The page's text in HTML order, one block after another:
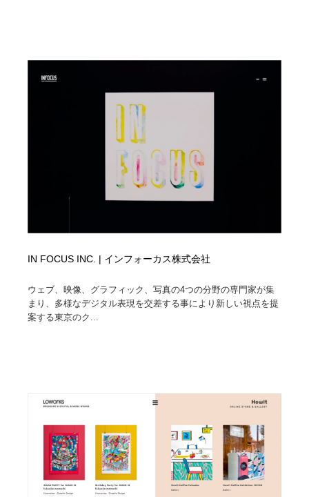
IN FOCUS INC. | インフォーカス株式会社
ウェブ、映像、グラフィック、写真の4つの分野の専門家が集
まり、多様なデジタル表現を交差する事により新しい視点を提
案する東京のク...